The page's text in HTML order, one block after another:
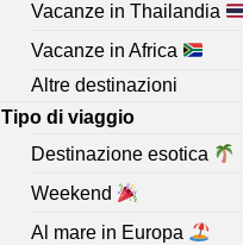
Vacanze in Thailandia
Vacanze in Africa
Altre destinazioni
Tipo di viaggio
Destinazione esotica
Weekend
Al mare in Europa